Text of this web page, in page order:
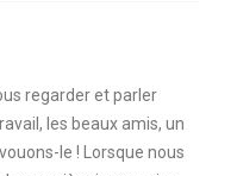
regarder et parler
les beaux amis, un
le ! Lorsque nous